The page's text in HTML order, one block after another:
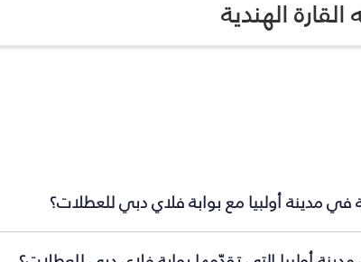
الهندية
في مدينة أولبيا مع بوابة فلاي دبي للعطلات؟